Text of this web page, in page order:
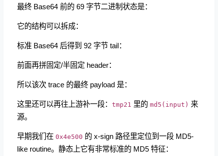
最终 Base64 前的 69 字节二进制状态是：
它的结构可以拆成：
标准 Base64 后得到 92 字节 tail：
前面再拼固定/半固定 header：
所以该次 trace 的最终 payload 是：
这里还可以再往上游补一段： tmp21 里的 md5(input) 来
源。
早期我们在 0x4e500 的 x-sign 路径里定位到一段 MD5-
like routine。静态上它有非常标准的 MD5 特征：